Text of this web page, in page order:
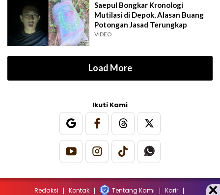
Saepul Bongkar Kronologi
Mutilasi di Depok, Alasan Buang
Potongan Jasad Terungkap
VIDEO
Load More
Ikuti Kami
Redaksi Kontak Tentang Kami Karir